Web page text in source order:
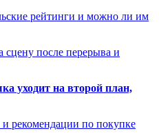
рейтинги и можно ли им
после перерыва и
уходит на второй план,
рекомендации по покупке